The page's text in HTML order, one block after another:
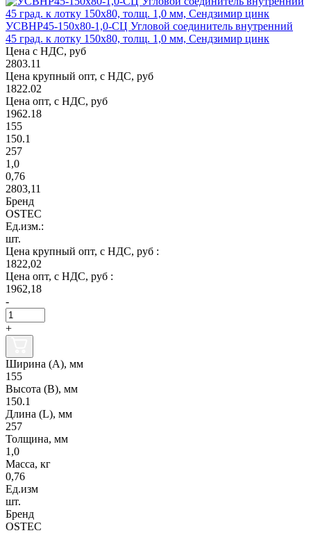
УСВНР45-150х80-1,0-СЦ Угловой соединитель внутренний
45 град. к лотку 150х80, толщ. 1,0 мм, Сендзимир цинк
Цена с НДС, руб
2803.11
Цена крупный опт, с НДС, руб
1822.02
Цена опт, с НДС, руб
1962.18
155
150.1
257
1,0
0,76
2803,11
Бренд
OSTEC
Ед.изм.:
шт.
Цена крупный опт, с НДС, руб :
1822,02
Цена опт, с НДС, руб :
1962,18
-
+
Ширина (А), мм
155
Высота (В), мм
150.1
Длина (L), мм
257
Толщина, мм
1,0
Масса, кг
0,76
Ед.изм
шт.
Бренд
OSTEC